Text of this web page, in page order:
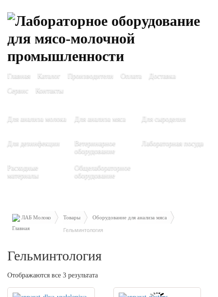
Главная Каталог Производители Оплата
Доставка
Сервис
Контакты
Для анализа молока Для анализа мяса Для сыроделия
Для дезинфекции
Ветеринарное
оборудование
Лабораторная посуда
Расходные
материалы
Общелабораторное
оборудование
ЛАБ Молоко Товары Оборудование для анализа мяса
Гельминтология
Гельминтология
Отображаются все 3 результата